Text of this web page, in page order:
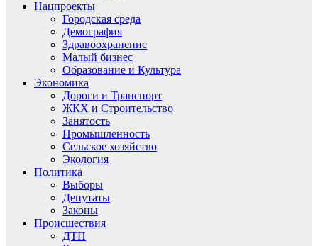
Нацпроекты
Городская среда
Демография
Здравоохранение
Малый бизнес
Образование и Культура
Экономика
Дороги и Транспорт
ЖКХ и Строительство
Занятость
Промышленность
Сельское хозяйство
Экология
Политика
Выборы
Депутаты
Законы
Происшествия
ДТП